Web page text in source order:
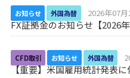
お知らせ 外国為替 2026年07
FX証拠金のお知らせ【2026
CFD取引 お知らせ 外国為替
【重要】米国雇用統計発表